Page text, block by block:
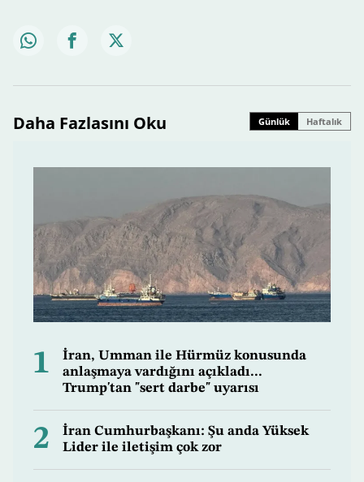
Daha Fazlasını Oku Günlük Haftalık
1
İran, Umman ile Hürmüz konusunda
anlaşmaya vardığını açıkladı...
Trump'tan "sert darbe" uyarısı
2
İran Cumhurbaşkanı: Şu anda Yüksek
Lider ile iletişim çok zor